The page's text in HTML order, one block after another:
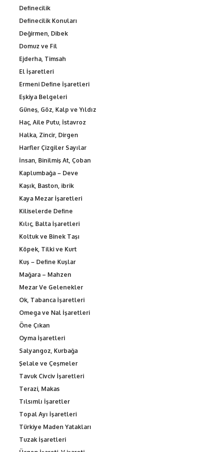
Definecilik
Definecilik Konuları
Değirmen, Dibek
Domuz ve Fil
Ejderha, Timsah
El İşaretleri
Ermeni Define İşaretleri
Eşkiya Belgeleri
Güneş, Göz, Kalp ve Yıldız
Haç, Aile Putu, İstavroz
Halka, Zincir, Dirgen
Harfler Çizgiler Sayılar
İnsan, Binilmiş At, Çoban
Kaplumbağa – Deve
Kaşık, Baston, ibrik
Kaya Mezar İşaretleri
Kiliselerde Define
Kılıç, Balta İşaretleri
Koltuk ve Binek Taşı
Köpek, Tilki ve Kurt
Kuş – Define Kuşlar
Mağara – Mahzen
Mezar Ve Gelenekler
Ok, Tabanca İşaretleri
Omega ve Nal İşaretleri
Öne Çıkan
Oyma İşaretleri
Salyangoz, Kurbağa
Şelale ve Çeşmeler
Tavuk Civciv İşaretleri
Terazi, Makas
Tılsımlı İşaretler
Topal Ayı İşaretleri
Türkiye Maden Yatakları
Tuzak İşaretleri